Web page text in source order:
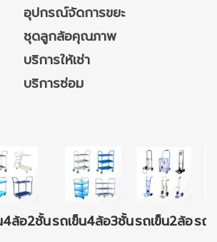
อุปกรณ์จัดการขยะ
ชุดลูกล้อคุณภาพ
บริการให้เช่า
บริการซ่อม
4ล้อ2ชั้นรถเข็น4ล้อ3ชั้นรถเข็น2ล้อรถ